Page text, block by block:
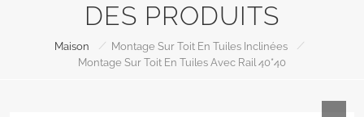
DES PRODUITS
Maison / Montage Sur Toit En Tuiles Inclinées
/
Montage Sur Toit En Tuiles Avec Rail 40*40